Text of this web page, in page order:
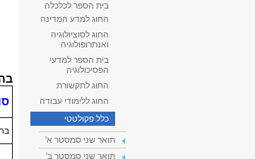
בית הספר לכלכלה
החוג למדע המדינה
החוג לסוציולוגיה
ואנתרופולוגיה
בית הספר למדעי
הפסיכולוגיה
החוג לתקשורת
החוג ללימודי עבודה
כלל פקולטטי
תואר שני סמסטר א'
תואר שני סמסטר ב'